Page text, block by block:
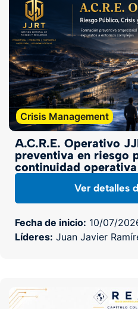
Crisis Management
A.C.R.E. Operativo
preventiva en riesgo
continuidad operativa
Ver detalles
Fecha de inicio: 10/07/
Líderes: Juan Javier